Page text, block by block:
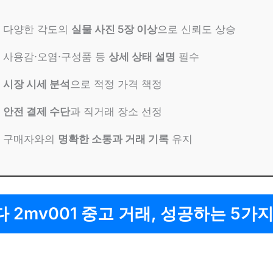
다양한 각도의 실물 사진 5장 이상으로 신뢰도 상승
사용감·오염·구성품 등 상세 상태 설명 필수
시장 시세 분석 으로 적정 가격 책정
안전 결제 수단과 직거래 장소 선정
구매자와의 명확한 소통과 거래 기록 유지
2mv001 중고 거래, 성공하는 5가